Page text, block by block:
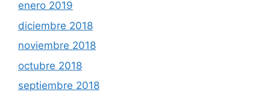
enero 2019
diciembre 2018
noviembre 2018
octubre 2018
septiembre 2018